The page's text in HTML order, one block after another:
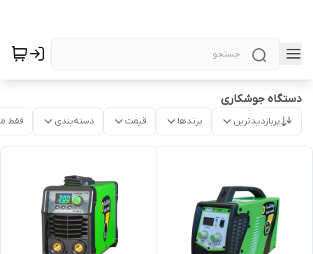
دستگاه جوشکاری
پربازدیدترین برندها قیمت دسته‌بندی فقط